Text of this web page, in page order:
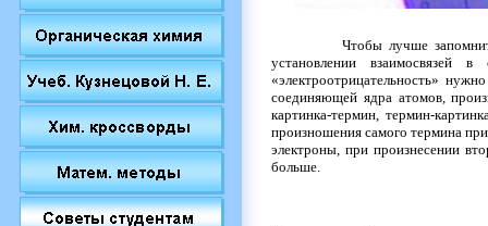
Чтобы лучше запомнить
установлении взаимосвязей
«электроотрицательность»
соединяющей ядра атомов,
картинка-термин, термин-
произношения самого термина
электроны, при произнесении
больше.